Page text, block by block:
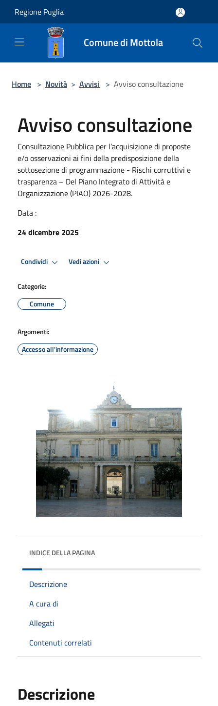
Regione Puglia
Comune di Mottola
Home > Novità > Avvisi > Avviso consultazione
Avviso consultazione
Consultazione Pubblica per l’acquisizione di proposte
e/o osservazioni ai fini della predisposizione della
sottosezione di programmazione - Rischi corruttivi e
trasparenza – Del Piano Integrato di Attività e
Organizzazione (PIAO) 2026-2028.
Data :
24 dicembre 2025
Condividi Vedi azioni
Categorie:
Comune
Argomenti:
Accesso all'informazione
INDICE DELLA PAGINA
Descrizione
A cura di
Allegati
Contenuti correlati
Descrizione